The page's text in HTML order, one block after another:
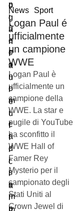
News
Sport
Logan Paul é
ufficialmente
un campione
WWE
Logan Paul è
ufficialmente un
campione della
WWE. La star e
pugile di YouTube
ha sconfitto il
WWE Hall of
Famer Rey
Mysterio per il
campionato degli
Stati Uniti al
Crown Jewel di